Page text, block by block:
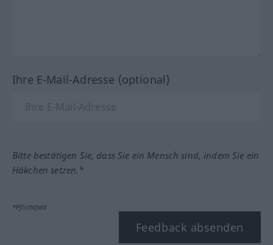
Ihre E-Mail-Adresse (optional)
Bitte bestätigen Sie, dass Sie ein Mensch sind, indem Sie ein
Häkchen setzen.*
*Pflichtfeld
Feedback absenden